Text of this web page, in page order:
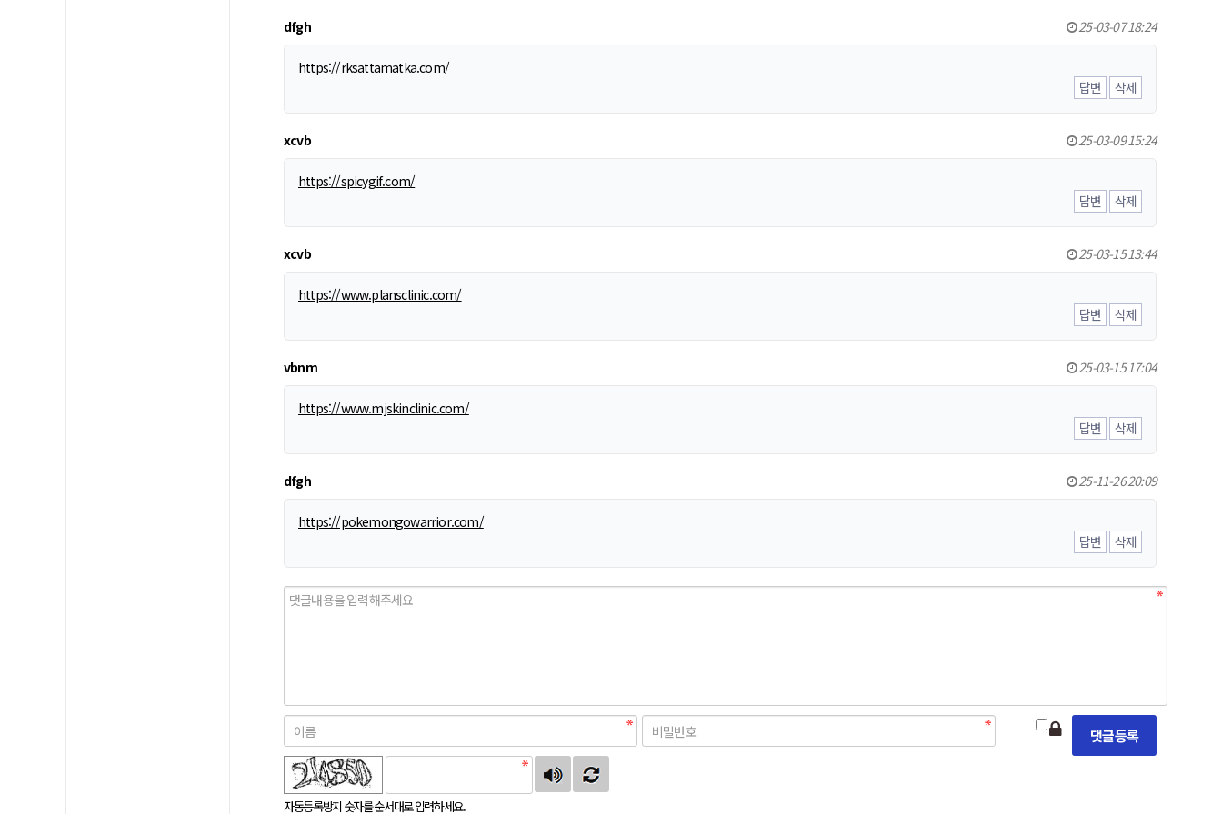
dfgh 25-03-07 18:24
https://rksattamatka.com/
답변
삭제
xcvb 25-03-09 15:24
https://spicygif.com/
답변
삭제
xcvb 25-03-15 13:44
https://www.plansclinic.com/
답변
삭제
vbnm 25-03-15 17:04
https://www.mjskinclinic.com/
답변
삭제
dfgh 25-11-26 20:09
https://pokemongowarrior.com/
답변
삭제
자동등록방지 숫자를 순서대로 입력하세요.